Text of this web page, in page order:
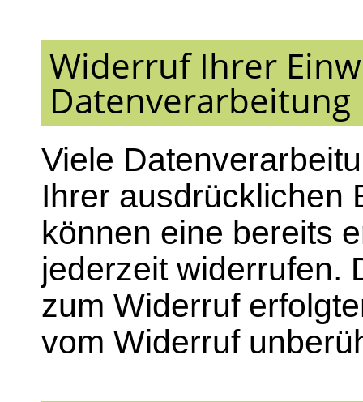
Widerruf Ihrer
Datenverarbeitung
Viele
Ihrer ausdrücklichen
können eine bereits
jederzeit widerrufen.
zum Widerruf
vom Widerruf